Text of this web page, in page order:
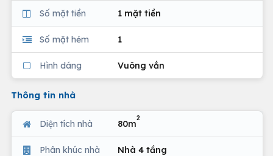
Số mặt tiền 1 mặt tiền
Số mặt hẻm 1
Hình dáng Vuông vắn
Thông tin nhà
Diện tích nhà 80m
2
Phân khúc nhà Nhà 4 tầng